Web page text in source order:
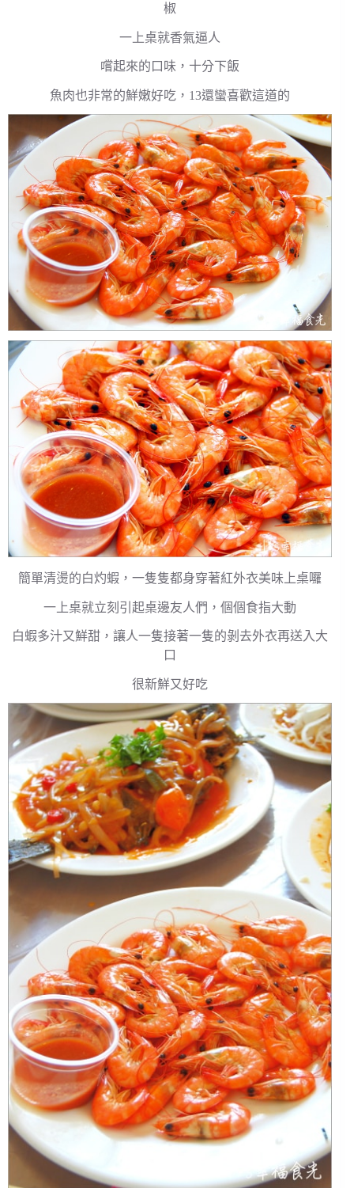
椒
一上桌就香氣逼人
嚐起來的口味，十分下飯
魚肉也非常的鮮嫩好吃，13還蠻喜歡這道的
簡單清燙的白灼蝦，一隻隻都身穿著紅外衣美味上桌囉
一上桌就立刻引起桌邊友人們，個個食指大動
白蝦多汁又鮮甜，讓人一隻接著一隻的剝去外衣再送入大
口
很新鮮又好吃